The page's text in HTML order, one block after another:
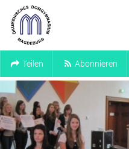
Teilen Abonnieren